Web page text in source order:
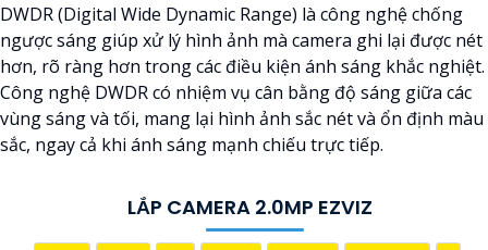
Camera Wifi Ezviz giá rẻ chính hãng để bảo vệ tài sản và gia
đình của bạn ngay hôm nay!"
Hy vọng đoạn văn trên sẽ giúp bạn trong việc giới thiệu
sản phẩm Camera Wifi Ezviz.
DWDR (Digital Wide Dynamic Range) là công nghệ chống
ngược sáng giúp xử lý hình ảnh mà camera ghi lại được nét
hơn, rõ ràng hơn trong các điều kiện ánh sáng khắc nghiệt.
Công nghệ DWDR có nhiệm vụ cân bằng độ sáng giữa các
vùng sáng và tối, mang lại hình ảnh sắc nét và ổn định màu
sắc, ngay cả khi ánh sáng mạnh chiếu trực tiếp.
LẮP CAMERA 2.0MP EZVIZ